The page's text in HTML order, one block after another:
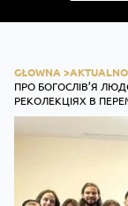
GŁOWNA >
ПРО БОГОСЛІВ’Я
РЕКОЛЕКЦІЯХ В